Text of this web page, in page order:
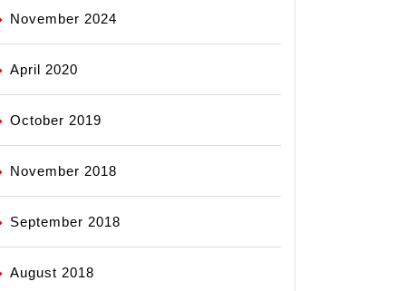
November 2024
April 2020
October 2019
November 2018
September 2018
August 2018